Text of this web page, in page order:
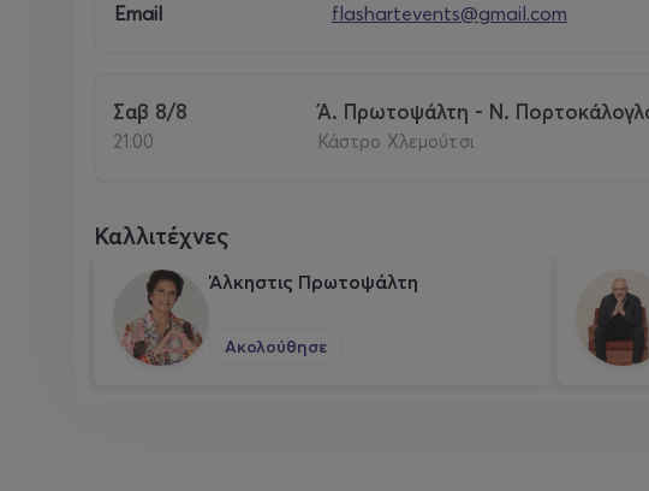
Email
flashartevents@gmail.com
Σαβ 8/8
21:00
Ά. Πρωτοψάλτη - Ν.
Κάστρο Χλεμούτσι
Καλλιτέχνες
Άλκηστις Πρωτοψάλτη
Ακολούθησε